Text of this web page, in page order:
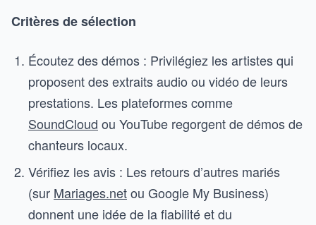
Critères de sélection
Écoutez des démos : Privilégiez les artistes qui
proposent des extraits audio ou vidéo de leurs
prestations. Les plateformes comme
SoundCloud ou YouTube regorgent de démos de
chanteurs locaux.
Vérifiez les avis : Les retours d’autres mariés
(sur Mariages.netou Google My Business)
donnent une idée de la fiabilité et du